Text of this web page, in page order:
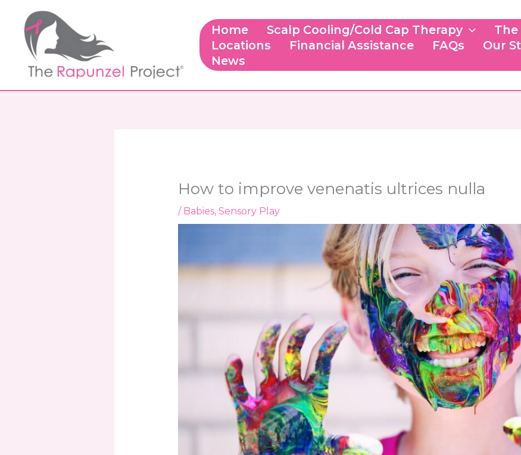
content
Home Scalp Cooling/Cold Cap Therapy
The
Locations
Financial Assistance FAQs
Our
News
How to improve venenatis ultrices nulla
/ Babies, Sensory Play